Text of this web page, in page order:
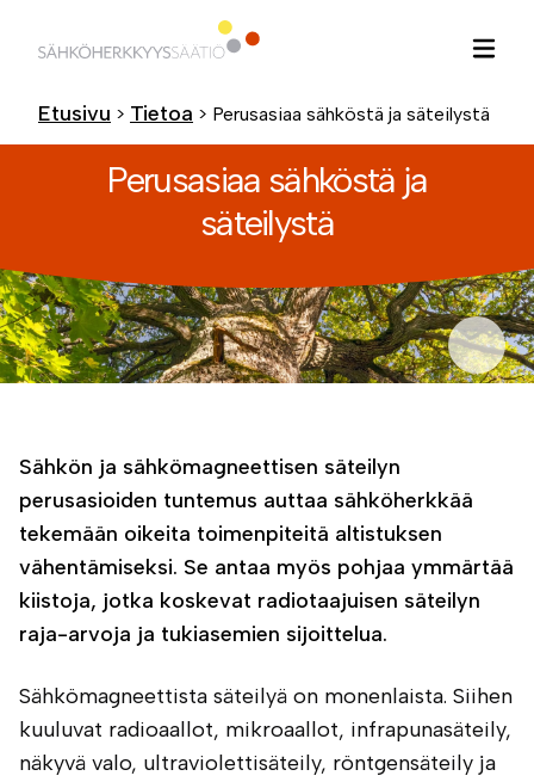
sisältöön
Etusivu > Tietoa > Perusasiaa sähköstä ja säteilystä
Perusasiaa sähköstä ja
säteilystä
Sähkön ja sähkömagneettisen säteilyn
perusasioiden tuntemus auttaa sähköherkkää
tekemään oikeita toimenpiteitä altistuksen
vähentämiseksi. Se antaa myös pohjaa ymmärtää
kiistoja, jotka koskevat radiotaajuisen säteilyn
raja-arvoja ja tukiasemien sijoittelua.
Sähkömagneettista säteilyä on monenlaista. Siihen
kuuluvat radioaallot, mikroaallot, infrapunasäteily,
näkyvä valo, ultraviolettisäteily, röntgensäteily ja